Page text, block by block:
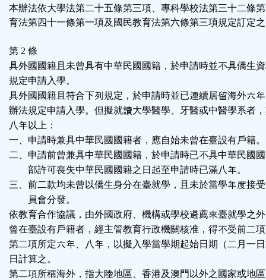
本辦法依大學法第二十五條第三項、專科學校法第三十二條
育法第四十一條第一項及國民教育法第六條第三項規定訂定
第 2 條
具外國國籍且未曾具有中華民國國籍，於申請時並不具僑生
規定申請入學。
具外國國籍且符合下列規定，於申請時並已連續居留海外六
辦法規定申請入學。但擬就讀大學醫學、牙醫或中醫學系者
八年以上：
一、申請時兼具中華民國國籍者，應自始未曾在臺設有戶籍。
二、申請前曾兼具中華民國國籍，於申請時已不具中華民國
部許可喪失中華民國國籍之日起至申請時已滿八年。
三、前二款均未曾以僑生身分在臺就學，且未於當學年度接
員會分發。
依教育合作協議，由外國政府、機構或學校遴薦來臺就學之
曾在臺設有戶籍者，經主管教育行政機關核准，得不受前二
第二項所定六年、八年，以擬入學當學期起始日期（二月一
日計算之。
第二項所稱海外，指大陸地區、香港及澳門以外之國家或地